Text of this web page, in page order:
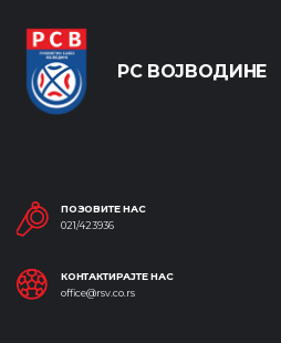
РС ВОЈВОДИНЕ
ПОЗОВИТЕ НАС
021/423936
КОНТАКТИРАЈТЕ НАС
office@rsv.co.rs